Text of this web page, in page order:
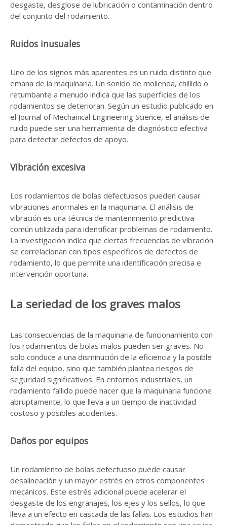
desgaste, desglose de lubricación o contaminación dentro
del conjunto del rodamiento.
Ruidos inusuales
Uno de los signos más aparentes es un ruido distinto que
emana de la maquinaria. Un sonido de molienda, chillido o
retumbante a menudo indica que las superficies de los
rodamientos se deterioran. Según un estudio publicado en
el Journal of Mechanical Engineering Science, el análisis de
ruido puede ser una herramienta de diagnóstico efectiva
para detectar defectos de apoyo.
Vibración excesiva
Los rodamientos de bolas defectuosos pueden causar
vibraciones anormales en la maquinaria. El análisis de
vibración es una técnica de mantenimiento predictiva
común utilizada para identificar problemas de rodamiento.
La investigación indica que ciertas frecuencias de vibración
se correlacionan con tipos específicos de defectos de
rodamiento, lo que permite una identificación precisa e
intervención oportuna.
La seriedad de los graves malos
Las consecuencias de la maquinaria de funcionamiento con
los rodamientos de bolas malos pueden ser graves. No
solo conduce a una disminución de la eficiencia y la posible
falla del equipo, sino que también plantea riesgos de
seguridad significativos. En entornos industriales, un
rodamiento fallido puede hacer que la maquinaria funcione
abruptamente, lo que lleva a un tiempo de inactividad
costoso y posibles accidentes.
Daños por equipos
Un rodamiento de bolas defectuoso puede causar
desalineación y un mayor estrés en otros componentes
mecánicos. Este estrés adicional puede acelerar el
desgaste de los engranajes, los ejes y los sellos, lo que
lleva a un efecto en cascada de las fallas. Los estudios han